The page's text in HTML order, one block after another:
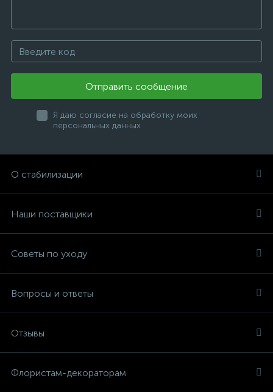
Отправить сообщение
Я даю согласие на обработку моих
персональных данных
О стабилизации
Наши поставщики
Советы по уходу
Вопросы и ответы
Отзывы
Флористам-декораторам